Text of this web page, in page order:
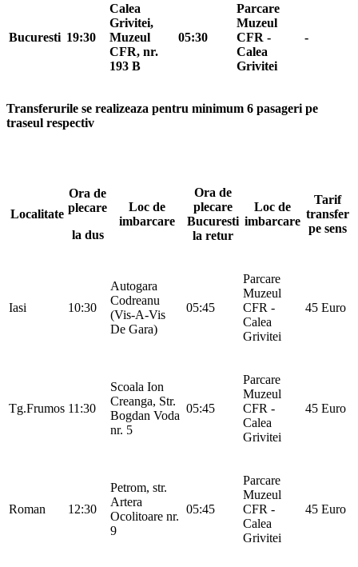
Bucuresti 19:30
Calea
Grivitei,
Muzeul
CFR, nr.
193 B
05:30
Parcare
Muzeul
CFR -
Calea
Grivitei
-
Transferurile se realizeaza pentru minimum 6 pasageri pe
traseul respectiv
Localitate
Ora de
plecare
la dus
Loc de
imbarcare
Ora de
plecare
Bucuresti
la retur
Loc de
imbarcare
Tarif
transfer
pe sens
Iasi 10:30
Autogara
Codreanu
(Vis-A-Vis
De Gara)
05:45
Parcare
Muzeul
CFR -
Calea
Grivitei
45 Euro
Tg.Frumos 11:30
Scoala Ion
Creanga, Str.
Bogdan Voda
nr. 5
05:45
Parcare
Muzeul
CFR -
Calea
Grivitei
45 Euro
Roman 12:30
Petrom, str.
Artera
Ocolitoare nr.
9
05:45
Parcare
Muzeul
CFR -
Calea
Grivitei
45 Euro